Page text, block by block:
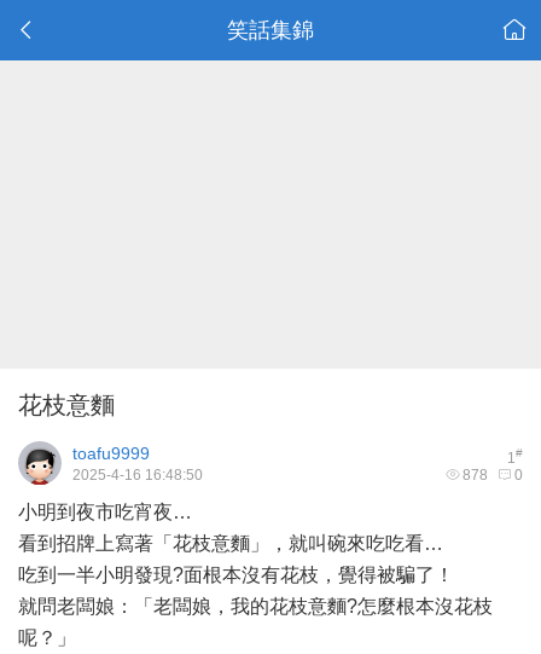
笑話集錦
花枝意麵
1#
toafu9999
878 0
2025-4-16 16:48:50
小明到夜市吃宵夜…
看到招牌上寫著「花枝意麵」，就叫碗來吃吃看…
吃到一半小明發現?面根本沒有花枝，覺得被騙了！
就問老闆娘：「老闆娘，我的花枝意麵?怎麼根本沒花枝
呢？」